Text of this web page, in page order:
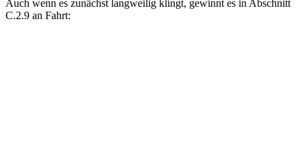
Auch wenn es zunächst langweilig klingt, gewinnt es in Abschnitt
C.2.9 an Fahrt: